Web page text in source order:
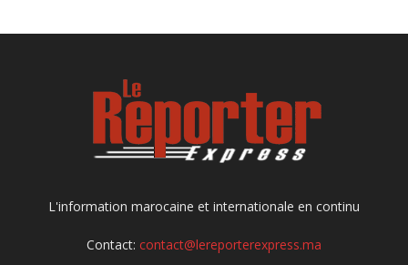
L'information marocaine et internationale en continu
Contact: contact@lereporterexpress.ma